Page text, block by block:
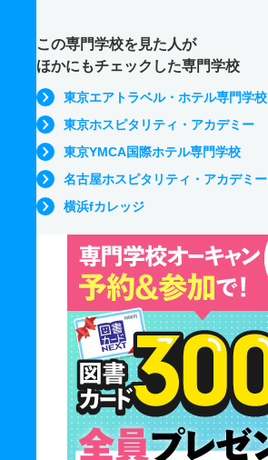
この専門学校を見た人が
ほかにもチェックした専門学校
東京エアトラベル・ホテル専門学校
東京ホスピタリティ・アカデミー
東京YMCA国際ホテル専門学校
名古屋ホスピタリティ・アカデミー
横浜fカレッジ